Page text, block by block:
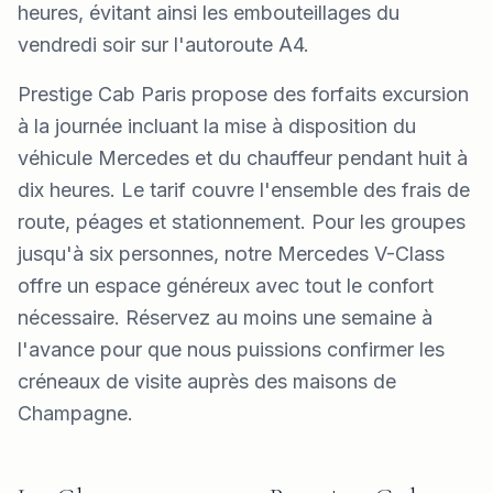
heures, évitant ainsi les embouteillages du
vendredi soir sur l'autoroute A4.
Prestige Cab Paris propose des forfaits excursion
à la journée incluant la mise à disposition du
véhicule Mercedes et du chauffeur pendant huit à
dix heures. Le tarif couvre l'ensemble des frais de
route, péages et stationnement. Pour les groupes
jusqu'à six personnes, notre Mercedes V-Class
offre un espace généreux avec tout le confort
nécessaire. Réservez au moins une semaine à
l'avance pour que nous puissions confirmer les
créneaux de visite auprès des maisons de
Champagne.